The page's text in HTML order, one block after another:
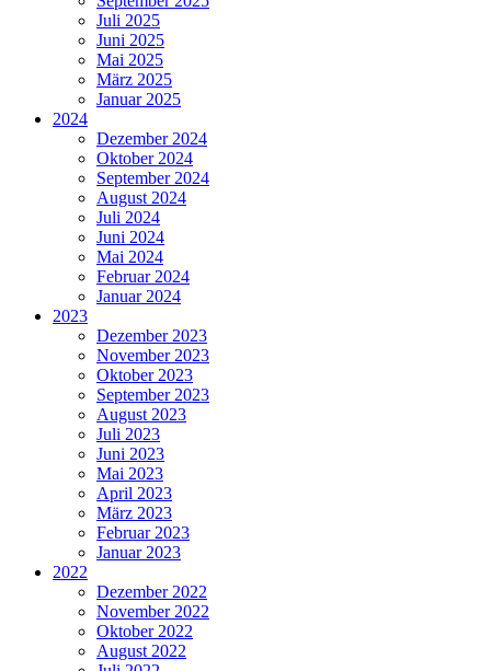
Juli 2025
Juni 2025
Mai 2025
März 2025
Januar 2025
2024
Dezember 2024
Oktober 2024
September 2024
August 2024
Juli 2024
Juni 2024
Mai 2024
Februar 2024
Januar 2024
2023
Dezember 2023
November 2023
Oktober 2023
September 2023
August 2023
Juli 2023
Juni 2023
Mai 2023
April 2023
März 2023
Februar 2023
Januar 2023
2022
Dezember 2022
November 2022
Oktober 2022
August 2022